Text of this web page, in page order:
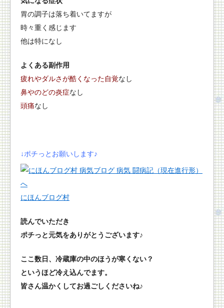
胃の調子は落ち着いてますが
時々重く感じます
他は特になし
よくある副作用
疲れやダルさが酷くなった自覚なし
鼻やのどの炎症なし
頭痛なし
↓ポチっとお願いします♪
にほんブログ村
読んでいただき
ポチっと元気をありがとうございます♪
ここ数日、冷蔵庫の中のほうが寒くない？
というほど冷え込んでます。
皆さん温かくしてお過ごしくださいね♪